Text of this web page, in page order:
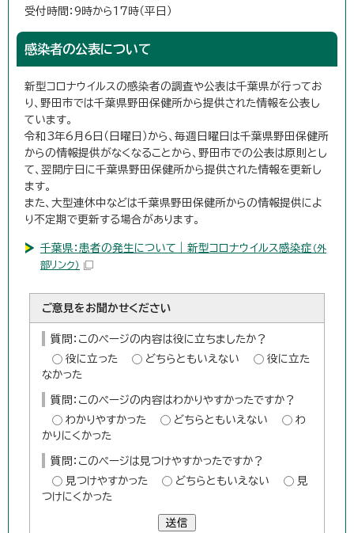
受付時間：9時から17時（平日）
感染者の公表について
新型コロナウイルスの感染者の調査や公表は千葉県が行ってお
り、野田市では千葉県野田保健所から提供された情報を公表し
ています。
令和3年6月6日（日曜日）から、毎週日曜日は千葉県野田保健所
からの情報提供がなくなることから、野田市での公表は原則とし
て、翌開庁日に千葉県野田保健所から提供された情報を更新し
ます。
また、大型連休中などは千葉県野田保健所からの情報提供によ
り不定期で更新する場合があります。
千葉県：患者の発生について｜新型コロナウイルス感染症 （外
部リンク）
ご意見をお聞かせください
質問：このページの内容は役に立ちましたか？
役に立った
どちらともいえない
役に立た
なかった
質問：このページの内容はわかりやすかったですか？
わかりやすかった
どちらともいえない
わ
かりにくかった
質問：このページは見つけやすかったですか？
見つけやすかった
どちらともいえない
見
つけにくかった
送信